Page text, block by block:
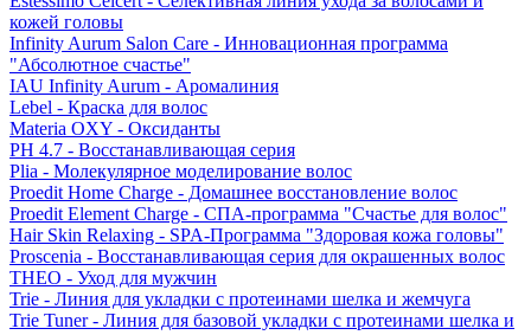
кожей головы
Infinity Aurum Salon Care - Инновационная программа
"Абсолютное счастье"
IAU Infinity Aurum - Аромалиния
Lebel - Краска для волос
Materia OXY - Оксиданты
PH 4.7 - Восстанавливающая серия
Plia - Молекулярное моделирование волос
Proedit Home Charge - Домашнее восстановление волос
Proedit Element Charge - СПА-программа "Счастье для волос"
Hair Skin Relaxing - SPA-Программа "Здоровая кожа головы"
Proscenia - Восстанавливающая серия для окрашенных волос
THEO - Уход для мужчин
Trie - Линия для укладки с протеинами шелка и жемчуга
Trie Tuner - Линия для базовой укладки с протеинами шелка и